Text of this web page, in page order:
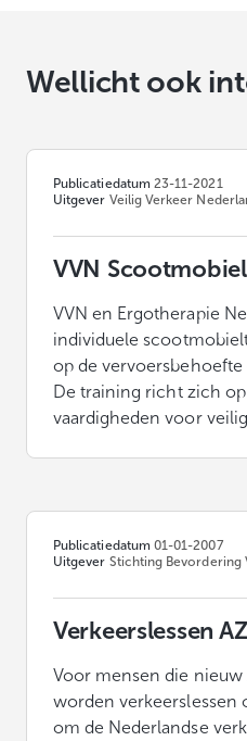
Wellicht ook
Publicatiedatum 23-11-2021
Uitgever Veilig Verkeer
VVN
VVN en Ergotherapie
individuele
op de
De training richt zich
vaardigheden voor
Publicatiedatum 01-01-2007
Uitgever Stichting Bevordering
Verkeerslessen
Voor mensen die
worden verkeerslessen
om de Nederlandse